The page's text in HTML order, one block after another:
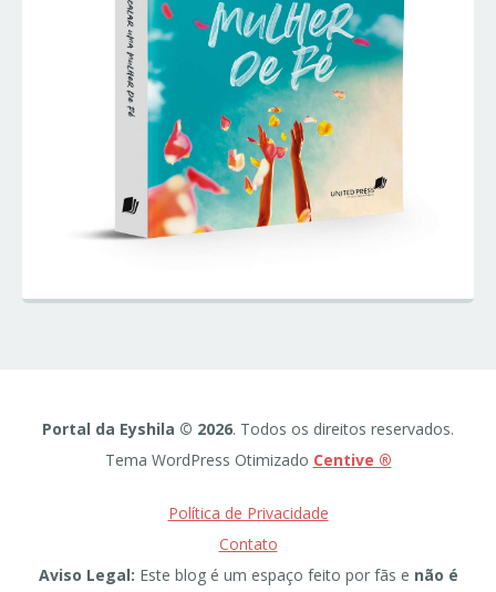
Portal da Eyshila © 2026. Todos os direitos reservados.
Tema WordPress Otimizado Centive ®
Política de Privacidade
Contato
Aviso Legal: Este blog é um espaço feito por fãs e não é